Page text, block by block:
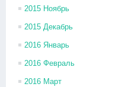
2015 Ноябрь
2015 Декабрь
2016 Январь
2016 Февраль
2016 Март